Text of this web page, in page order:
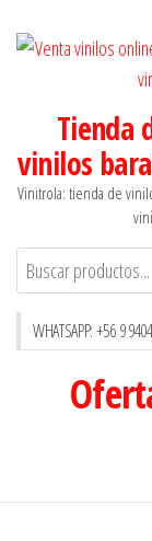
Tienda
vinilos
Vinitrola: tienda de
WHATSAPP: +56 9